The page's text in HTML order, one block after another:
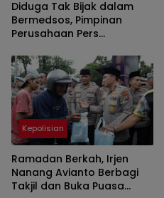
Diduga Tak Bijak dalam
Bermedsos, Pimpinan
Perusahaan Pers
ke Polisi Bondowoso
Kepolisian
Ramadan Berkah, Irjen
Nanang Avianto Berbagi
Takjil dan Buka Puasa